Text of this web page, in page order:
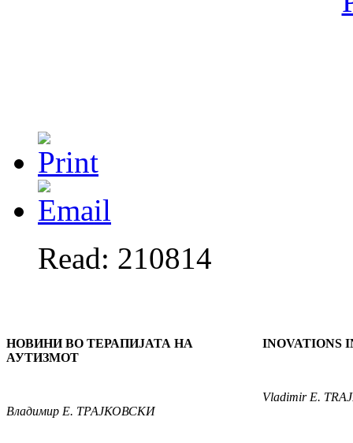
Read: 210814
НОВИНИ ВО ТЕРАПИЈАТА НА
АУТИЗМОТ
Владимир Е. ТРАЈКОВСКИ
INOVATIONS
Vladimir E.